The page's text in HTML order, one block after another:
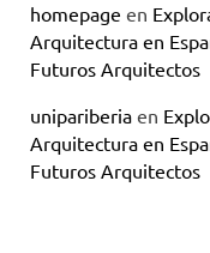
homepage en
Arquitectura en
Futuros Arquitectos
unipariberia en
Arquitectura en
Futuros Arquitectos